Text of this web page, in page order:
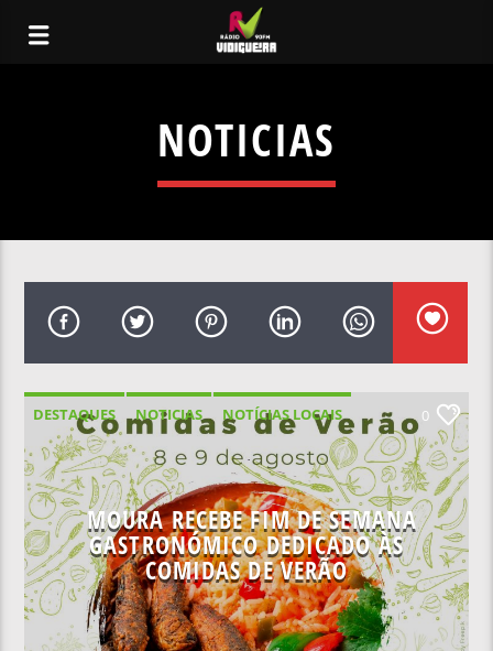
NOTICIAS
DESTAQUES NOTICIAS
NOTÍCIAS LOCAIS
NOTÍCIAS NACIONAIS
0
MOURA RECEBE FIM DE SEMANA
GASTRONÓMICO DEDICADO ÀS
COMIDAS DE VERÃO